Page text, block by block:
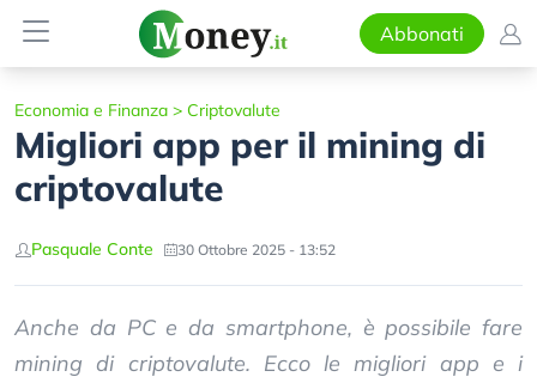
Abbonati
Economia e Finanza > Criptovalute
Migliori app per il mining di
criptovalute
Pasquale Conte 30 Ottobre 2025 - 13:52
Anche da PC e da smartphone, è possibile fare
mining di criptovalute. Ecco le migliori app e i